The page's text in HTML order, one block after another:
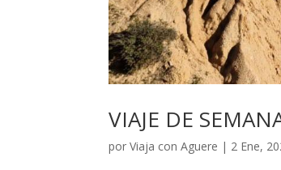
VIAJE DE
porViaja con Aguere | 2 Ene,